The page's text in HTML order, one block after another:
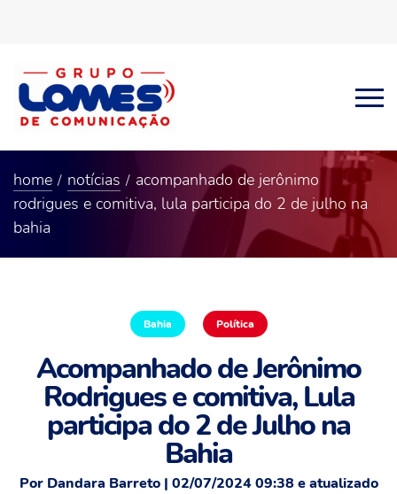
home notícias
acompanhado de jerônimo
rodrigues e comitiva, lula participa do 2 de julho na
bahia
Bahia Política
Acompanhado de Jerônimo
Rodrigues e comitiva, Lula
participa do 2 de Julho na
Bahia
Por Dandara Barreto | 02/07/2024 09:38 e atualizado